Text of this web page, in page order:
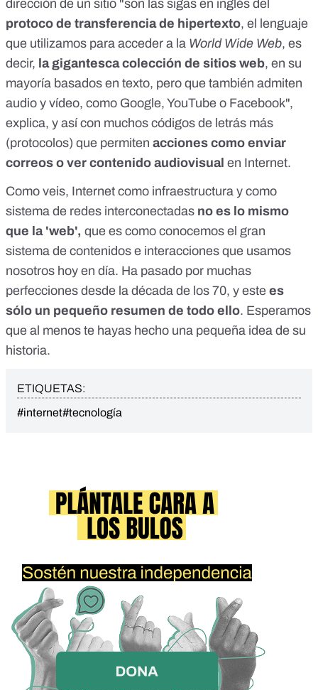
dirección de un sitio "son las sigas en inglés del
protoco de transferencia de hipertexto, el lenguaje
que utilizamos para acceder a la World Wide Web, es
decir, la gigantesca colección de sitios web, en su
mayoría basados en texto, pero que también admiten
audio y vídeo, como Google, YouTube o Facebook",
explica, y así con muchos códigos de letrás más
(protocolos) que permiten acciones como enviar
correos o ver contenido audiovisual en Internet.
Como veis, Internet como infraestructura y como
sistema de redes interconectadas no es lo mismo
que la 'web', que es como conocemos el gran
sistema de contenidos e interacciones que usamos
nosotros hoy en día. Ha pasado por muchas
perfecciones desde la década de los 70, y este es
sólo un pequeño resumen de todo ello. Esperamos
que al menos te hayas hecho una pequeña idea de su
historia.
ETIQUETAS:
#internet#tecnología